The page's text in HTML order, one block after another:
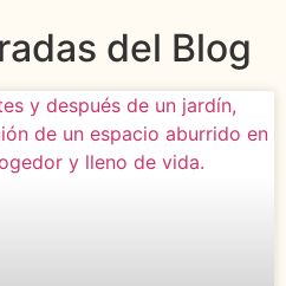
del Blog